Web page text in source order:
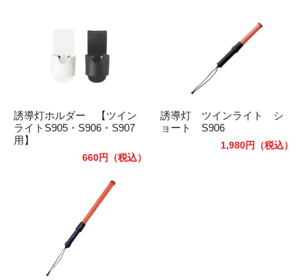
誘導灯ホルダー 【ツイン
ライトS905・S906・S907
用】
660円 （税込）
誘導灯 ツインライト シ
ョート S906
1,980円 （税込）